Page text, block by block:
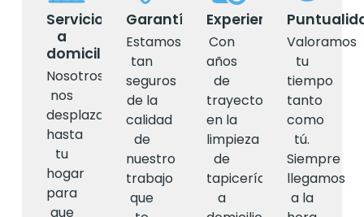
Servicio
a
domicilio
Nosotros
nos
desplazamos
hasta
tu
hogar
para
que
Garantía
Estamos
tan
seguros
de la
calidad
de
nuestro
trabajo
que
Experiencia
Con
años
de
trayectoria
en la
limpieza
de
tapicerías
a
Valoramos
tu
tiempo
tanto
como
tú.
Siempre
llegamos
a la